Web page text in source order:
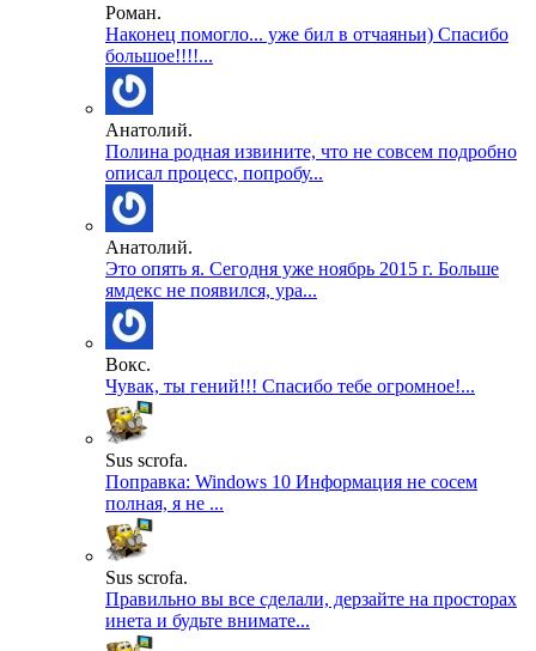
Роман.
Наконец помогло... уже бил в отчаяньи) Спасибо
большое!!!!...
Анатолий.
Полина родная извините, что не совсем подробно
описал процесс, попробу...
Анатолий.
Это опять я. Сегодня уже ноябрь 2015 г. Больше
ямдекс не появился, ура...
Вокс.
Чувак, ты гений!!! Спасибо тебе огромное!...
Sus scrofa.
Поправка: Windows 10 Информация не сосем
полная, я не ...
Sus scrofa.
Правильно вы все сделали, дерзайте на просторах
инета и будьте внимате...